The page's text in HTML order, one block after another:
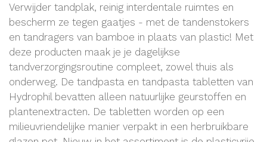
Verwijder tandplak, reinig interdentale ruimtes en
bescherm ze tegen gaatjes - met de tandenstokers
en tandragers van bamboe in plaats van plastic! Met
deze producten maak je je dagelijkse
tandverzorgingsroutine compleet, zowel thuis als
onderweg. De tandpasta en tandpasta tabletten van
Hydrophil bevatten alleen natuurlijke geurstoffen en
plantenextracten. De tabletten worden op een
milieuvriendelijke manier verpakt in een herbruikbare